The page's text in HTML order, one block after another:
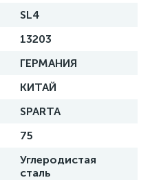
SL4
13203
ГЕРМАНИЯ
КИТАЙ
SPARTA
75
Углеродистая
сталь